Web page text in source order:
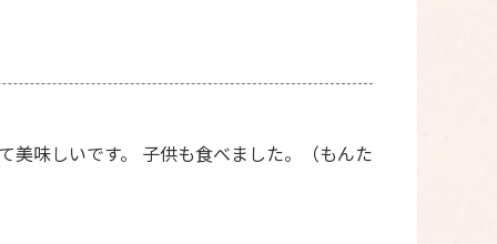
美味しいです。 子供も食べました。（もんた